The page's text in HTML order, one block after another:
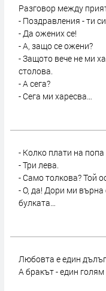
Разговор между
- Поздравления - ти
- Да ожених се!
- А, защо се ожени?
- Защото вече не ми
столова.
- А сега?
- Сега ми харесва…
- Колко плати на попа
- Три лева.
- Само толкова? Той
- О, да! Дори ми върна
булката…
Любовта е един
А бракът - един